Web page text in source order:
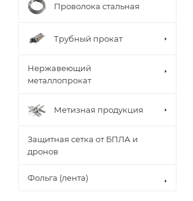
Проволока стальная
Трубный прокат
Нержавеющий
металлопрокат
Метизная продукция
Защитная сетка от БПЛА и
дронов
Фольга (лента)